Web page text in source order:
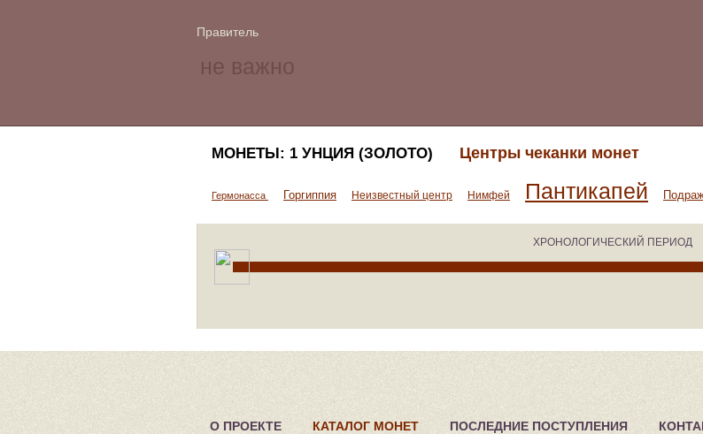
Правитель
МОНЕТЫ: 1 УНЦИЯ (ЗОЛОТО) Центры чеканки монет
Гермонасса Горгиппия Неизвестный центр Нимфей Пантикапей
ХРОНОЛОГИЧЕСКИЙ ПЕРИОД
О ПРОЕКТЕ КАТАЛОГ МОНЕТ ПОСЛЕДНИЕ ПОСТУПЛЕНИЯ